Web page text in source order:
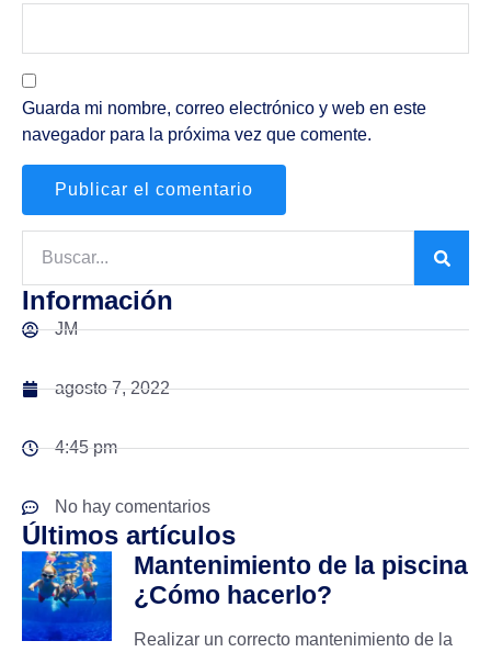
Guarda mi nombre, correo electrónico y web en este
navegador para la próxima vez que comente.
Información
JM
agosto 7, 2022
4:45 pm
No hay comentarios
Últimos artículos
Mantenimiento de la piscina
¿Cómo hacerlo?
Realizar un correcto mantenimiento de la